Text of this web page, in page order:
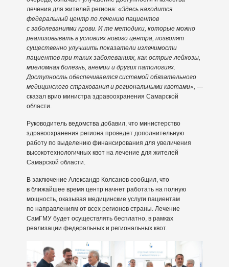
лечения для жителей региона: «Здесь находится
федеральный центр по лечению пациентов
с заболеваниями крови. И те методики, которые можно
реализовывать в условиях нового центра, позволят
существенно улучшить показатели излечимости
пациентов при таких заболеваниях, как острые лейкозы,
миеломная болезнь, анемии и других патологиях.
Доступность обеспечивается системой обязательного
медицинского страхования и региональными квотами», —
сказал врио министра здравоохранения Самарской
области.
Руководитель ведомства добавил, что министерство
здравоохранения региона проведет дополнительную
работу по выделению финансирования для увеличения
высокотехнологичных квот на лечение для жителей
Самарской области.
В заключение Александр Колсанов сообщил, что
в ближайшее время центр начнет работать на полную
мощность, оказывая медицинские услуги пациентам
по направлениям от всех регионов страны. Лечение
СамГМУ будет осуществлять бесплатно, в рамках
реализации федеральных и региональных квот.